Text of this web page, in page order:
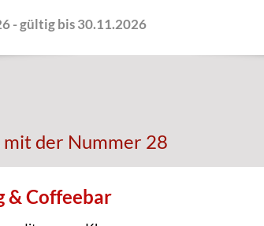
- gültig bis 30.11.2026
der Nummer 28
& Coffeebar